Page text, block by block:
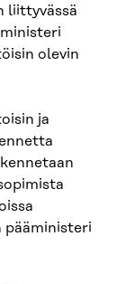
liittyvässä
olevin
ja
pääministeri